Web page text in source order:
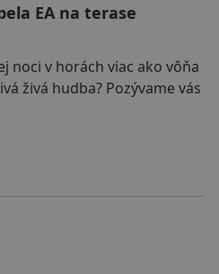
EA na terase
noci v horách viac ako vôňa
živá hudba? Pozývame vás